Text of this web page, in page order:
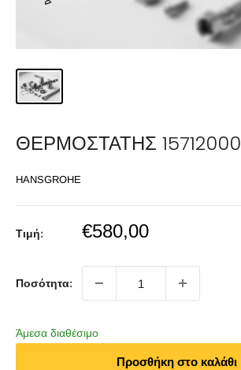
ΘΕΡΜΟΣΤΑΤΗΣ 15712000
HANSGROHE
Τιμή:
Sale
€580,00
Ποσότητα:
Άμεσα διαθέσιμο
Προσθήκη στο καλάθι